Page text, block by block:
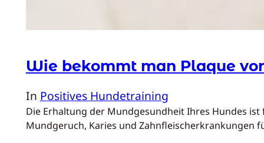
Wie bekommt man Plaque
In Positives Hundetraining
Die Erhaltung der Mundgesundheit Ihres Hundes
Mundgeruch, Karies und Zahnfleischerkrankungen